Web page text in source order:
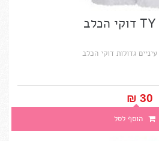
30 ₪‎
הוסף לסל